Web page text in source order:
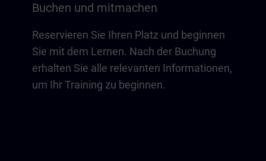
Buchen und mitmachen
Reservieren Sie Ihren Platz und beginnen
Sie mit dem Lernen. Nach der Buchung
erhalten Sie alle relevanten Informationen,
um Ihr Training zu beginnen.